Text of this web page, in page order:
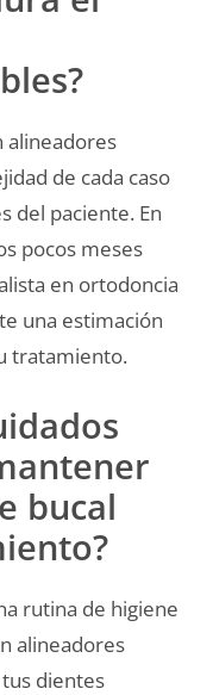
alineadores
de cada caso
del paciente. En
pocos meses
en ortodoncia
una estimación
tratamiento.
bucal
rutina de higiene
alineadores
dientes